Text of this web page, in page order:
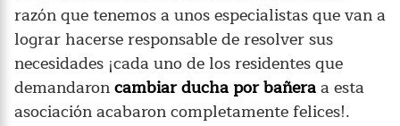
razón que tenemos a unos especialistas que van a
lograr hacerse responsable de resolver sus
necesidades ¡cada uno de los residentes que
demandaroncambiar ducha por bañeraa esta
asociación acabaron completamente felices!.